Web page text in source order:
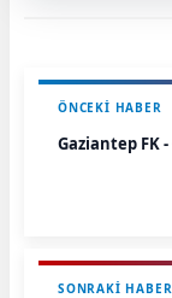
ÖNCEKI HABER
Gaziantep FK
SONRAKI HABER